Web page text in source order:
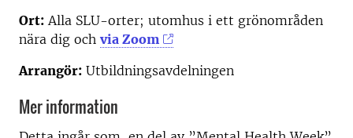
Ort: Alla SLU-orter; utomhus i ett grönområden
nära dig ochvia Zoom
Arrangör: Utbildningsavdelningen
Mer information